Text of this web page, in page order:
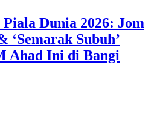
Dunia 2026: Jom
‘Semarak Subuh’
Ahad Ini di Bangi